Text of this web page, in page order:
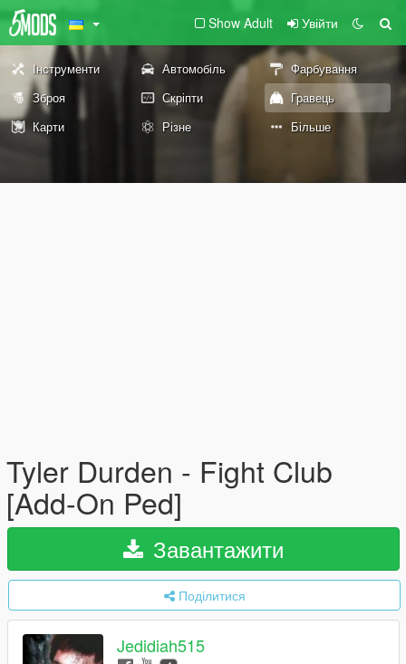
Show Adult Увійти
Інструменти Автомобіль
Фарбування
Зброя
Скріпти
Гравець
Карти
Різне Більше
Tyler Durden - Fight Club
[Add-On Ped]
Завантажити
Поділитися
Jedidiah515